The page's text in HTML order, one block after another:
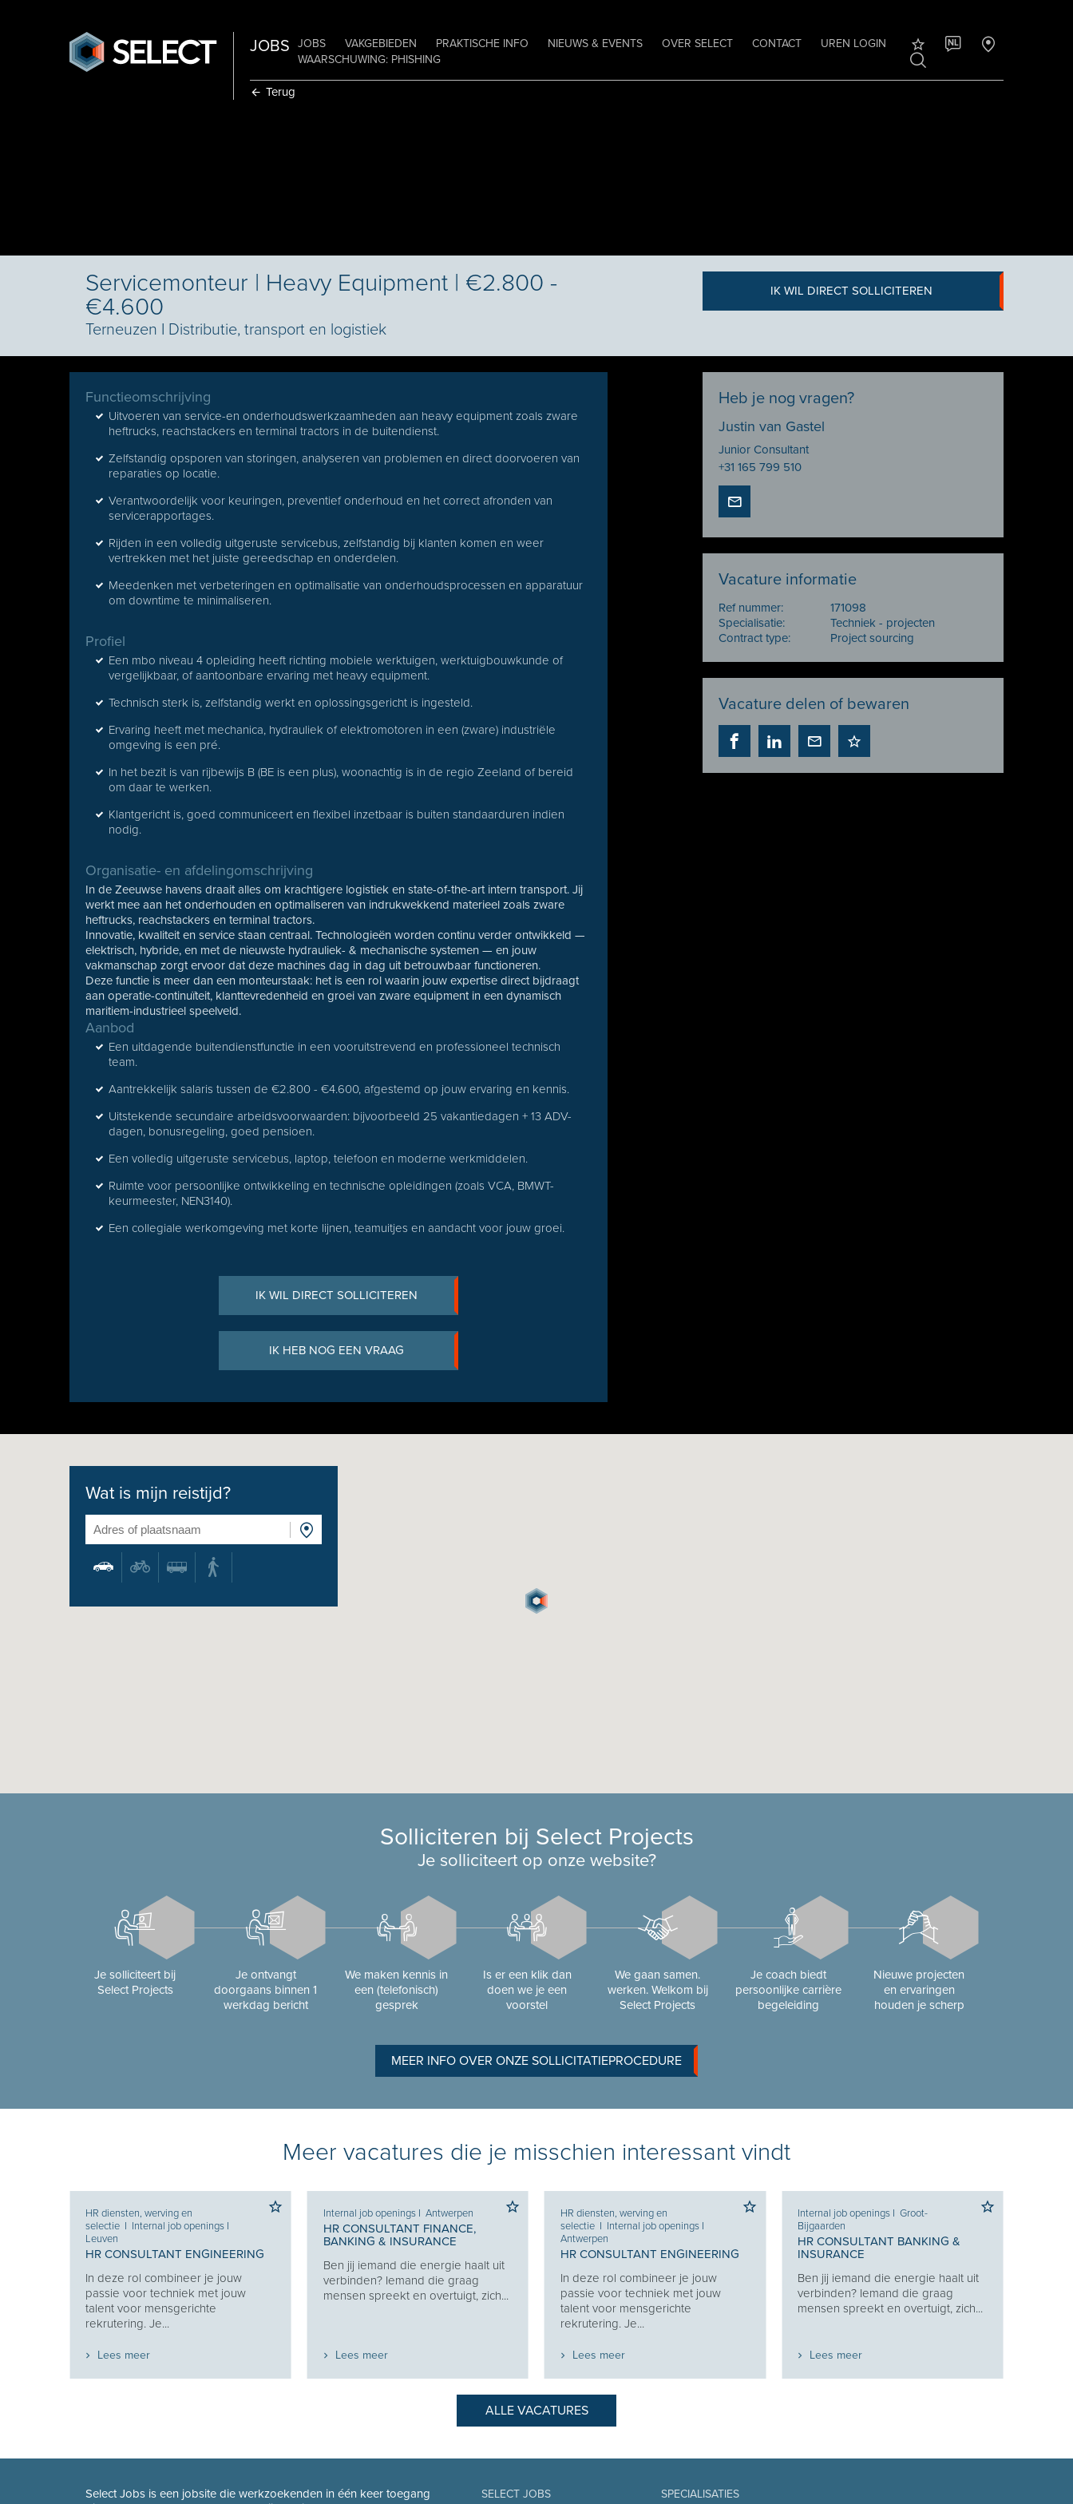
JOBS JOBS VAKGEBIEDEN PRAKTISCHE INFO NIEUWS & EVENTS OVER SELECT CONTACT
UREN LOGIN
WAARSCHUWING: PHISHING
NL
Terug
Servicemonteur | Heavy Equipment | €2.800 -
€4.600
Terneuzen I Distributie, transport en logistiek
IK WIL DIRECT SOLLICITEREN
Functieomschrijving
Uitvoeren van service-en onderhoudswerkzaamheden aan heavy equipment zoals zware
heftrucks, reachstackers en terminal tractors in de buitendienst.
Zelfstandig opsporen van storingen, analyseren van problemen en direct doorvoeren van
reparaties op locatie.
Verantwoordelijk voor keuringen, preventief onderhoud en het correct afronden van
servicerapportages.
Rijden in een volledig uitgeruste servicebus, zelfstandig bij klanten komen en weer
vertrekken met het juiste gereedschap en onderdelen.
Meedenken met verbeteringen en optimalisatie van onderhoudsprocessen en apparatuur
om downtime te minimaliseren.
Profiel
Een mbo niveau 4 opleiding heeft richting mobiele werktuigen, werktuigbouwkunde of
vergelijkbaar, of aantoonbare ervaring met heavy equipment.
Technisch sterk is, zelfstandig werkt en oplossingsgericht is ingesteld.
Ervaring heeft met mechanica, hydrauliek of elektromotoren in een (zware) industriële
omgeving is een pré.
In het bezit is van rijbewijs B (BE is een plus), woonachtig is in de regio Zeeland of bereid
om daar te werken.
Klantgericht is, goed communiceert en flexibel inzetbaar is buiten standaarduren indien
nodig.
Organisatie- en afdelingomschrijving
In de Zeeuwse havens draait alles om krachtigere logistiek en state-of-the-art intern transport. Jij
werkt mee aan het onderhouden en optimaliseren van indrukwekkend materieel zoals zware
heftrucks, reachstackers en terminal tractors.
Innovatie, kwaliteit en service staan centraal. Technologieën worden continu verder ontwikkeld —
elektrisch, hybride, en met de nieuwste hydrauliek- & mechanische systemen — en jouw
vakmanschap zorgt ervoor dat deze machines dag in dag uit betrouwbaar functioneren.
Deze functie is meer dan een monteurstaak: het is een rol waarin jouw expertise direct bijdraagt
aan operatie-continuïteit, klanttevredenheid en groei van zware equipment in een dynamisch
maritiem-industrieel speelveld.
Aanbod
Een uitdagende buitendienstfunctie in een vooruitstrevend en professioneel technisch
team.
Aantrekkelijk salaris tussen de €2.800 - €4.600, afgestemd op jouw ervaring en kennis.
Uitstekende secundaire arbeidsvoorwaarden: bijvoorbeeld 25 vakantiedagen + 13 ADV-
dagen, bonusregeling, goed pensioen.
Een volledig uitgeruste servicebus, laptop, telefoon en moderne werkmiddelen.
Ruimte voor persoonlijke ontwikkeling en technische opleidingen (zoals VCA, BMWT-
keurmeester, NEN3140).
Een collegiale werkomgeving met korte lijnen, teamuitjes en aandacht voor jouw groei.
IK WIL DIRECT SOLLICITEREN
IK HEB NOG EEN VRAAG
Heb je nog vragen?
Justin van Gastel
Junior Consultant
+31 165 799 510
Vacature informatie
Ref nummer:
171098
Specialisatie:
Techniek - projecten
Contract type:
Project sourcing
Vacature delen of bewaren
Wat is mijn reistijd?
Solliciteren bij Select Projects
Je solliciteert op onze website?
Je solliciteert bij
Select Projects
Je ontvangt
doorgaans binnen 1
werkdag bericht
We maken kennis in
een (telefonisch)
gesprek
Is er een klik dan
doen we je een
voorstel
We gaan samen.
werken. Welkom bij
Select Projects
Je coach biedt
persoonlijke carrière
begeleiding
Nieuwe projecten
en ervaringen
houden je scherp
MEER INFO OVER ONZE SOLLICITATIEPROCEDURE
Meer vacatures die je misschien interessant vindt
HR diensten, werving en
selectie I Internal job openings I
Leuven
HR CONSULTANT ENGINEERING
In deze rol combineer je jouw
passie voor techniek met jouw
talent voor mensgerichte
rekrutering. Je...
Lees meer
Internal job openings I Antwerpen
HR CONSULTANT FINANCE,
BANKING & INSURANCE
Ben jij iemand die energie haalt uit
verbinden? Iemand die graag
mensen spreekt en overtuigt, zich...
Lees meer
HR diensten, werving en
selectie I Internal job openings I
Antwerpen
HR CONSULTANT ENGINEERING
In deze rol combineer je jouw
passie voor techniek met jouw
talent voor mensgerichte
rekrutering. Je...
Lees meer
Internal job openings I Groot-
Bijgaarden
HR CONSULTANT BANKING &
INSURANCE
Ben jij iemand die energie haalt uit
verbinden? Iemand die graag
mensen spreekt en overtuigt, zich...
Lees meer
ALLE VACATURES
Select Jobs is een jobsite die werkzoekenden in één keer toegang
SELECT JOBS SPECIALISATIES